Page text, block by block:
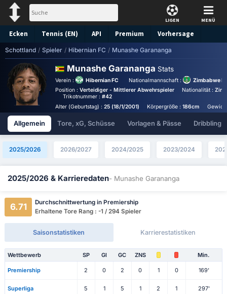
LIGEN MENÜ
Ecken Tennis (EN) API Premium Vorhersage
Schottland / Spieler / Hibernian FC / Munashe Garananga
Munashe Garananga Stats
Verein : Hibernian FC Nationalmannschaft :
Zimbabwe
Position : Verteidiger - Mittlerer Abwehrspieler Nationalität :
Trikotnummer :#42
Alter (Geburtstag) : 25 (18/1/2001) Körpergröße :186cm
Allgemein Tore, xG, Schüsse Vorlagen & Pässe Dribbling
2025/2026 2026/2027 2024/2025 2023/2024
2025/2026 & Karrieredaten- Munashe Garananga
6.71
Durchschnittwertung in Premiership
Erhaltene Tore Rang : -1 / 294 Spieler
Saisonstatistiken Karrierestatistiken
Wettbewerb SP Gl GC ZNS Min.
Premiership 2 0 2 0 1 0 169'
Superliga 5 1 5 1 2 1 297'